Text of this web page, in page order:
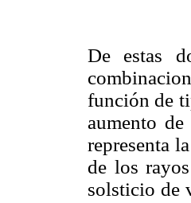
De estas
función de
aumento
representa
de los
solsticio de